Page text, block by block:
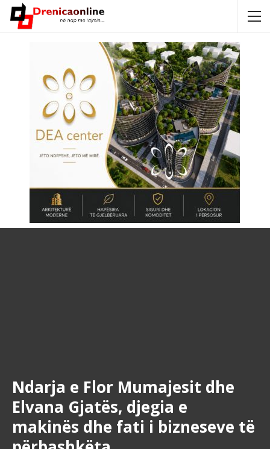
Ndarja e Flor Mumajesit dhe
Elvana Gjatës, djegia e
makinës dhe fati i bizneseve të